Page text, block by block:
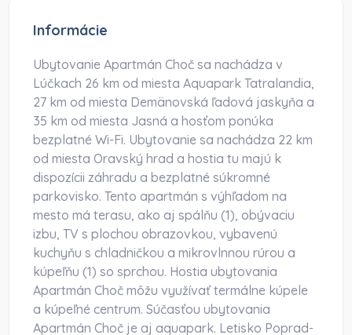
Informácie
Ubytovanie Apartmán Choč sa nachádza v
Lúčkach 26 km od miesta Aquapark Tatralandia,
27 km od miesta Demänovská ľadová jaskyňa a
35 km od miesta Jasná a hosťom ponúka
bezplatné Wi-Fi. Ubytovanie sa nachádza 22 km
od miesta Oravský hrad a hostia tu majú k
dispozícii záhradu a bezplatné súkromné
parkovisko. Tento apartmán s výhľadom na
mesto má terasu, ako aj spálňu (1), obývaciu
izbu, TV s plochou obrazovkou, vybavenú
kuchyňu s chladničkou a mikrovlnnou rúrou a
kúpeľňu (1) so sprchou. Hostia ubytovania
Apartmán Choč môžu využívať termálne kúpele
a kúpeľné centrum. Súčasťou ubytovania
Apartmán Choč je aj aquapark. Letisko Poprad-